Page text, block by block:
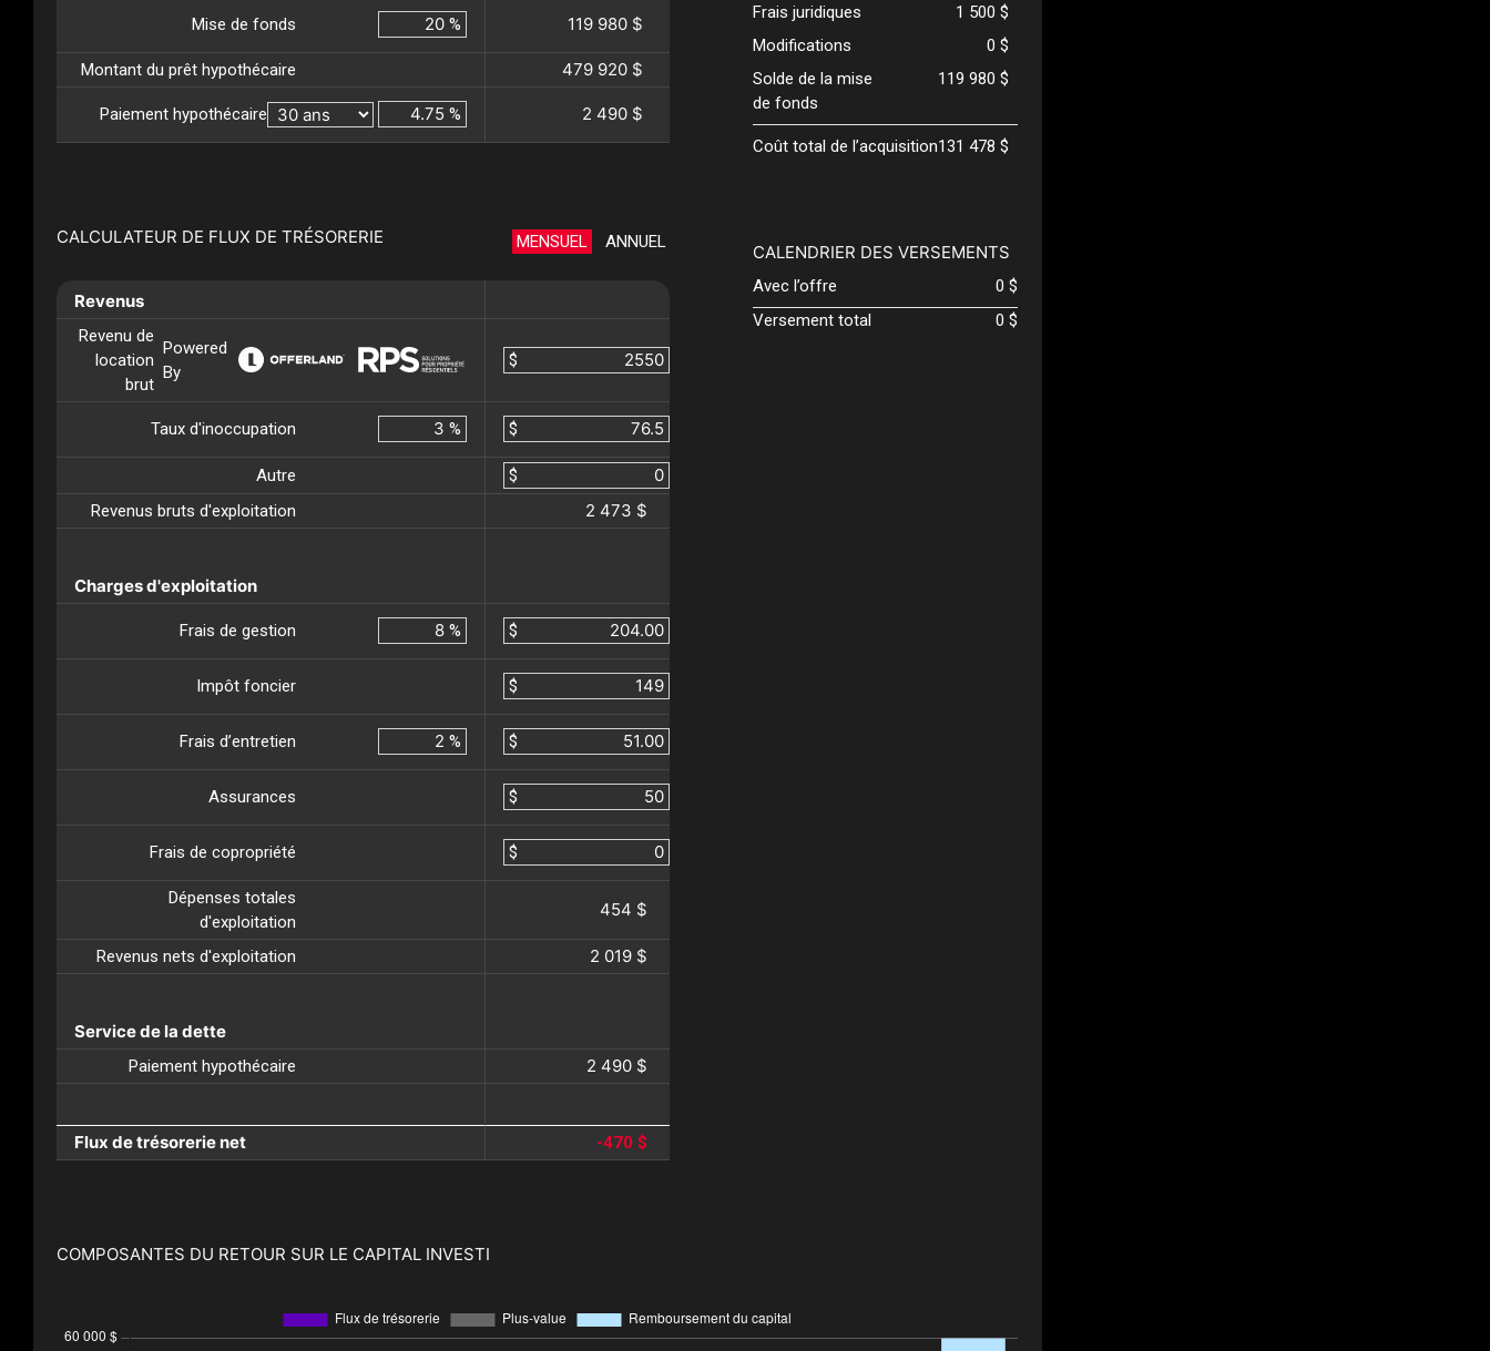
Mise de fonds % 119 980 $
Montant du prêt hypothécaire 479 920 $
Paiement hypothécaire % 2 490 $
CALCULATEUR DE FLUX DE TRÉSORERIE MENSUEL ANNUEL
Revenus
Revenu de
location
brut
Powered
By
$
Taux d'inoccupation % $
Autre
$
Revenus bruts d'exploitation
2 473 $
Charges d'exploitation
Frais de gestion % $
Impôt foncier $
Frais d’entretien % $
Assurances $
Frais de copropriété $
Dépenses totales
d'exploitation
454 $
Revenus nets d'exploitation 2 019 $
Service de la dette
Paiement hypothécaire 2 490 $
Flux de trésorerie net -470 $
Frais juridiques
1 500 $
Modifications
0 $
Solde de la mise
de fonds
119 980 $
Coût total de l’acquisition131 478 $
CALENDRIER DES VERSEMENTS
Avec l’offre
0 $
Versement total
0 $
COMPOSANTES DU RETOUR SUR LE CAPITAL INVESTI